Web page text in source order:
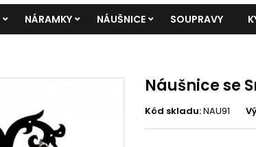
NÁRAMKY NÁUŠNICE SOUPRAVY
Náušnice se
Kód skladu:NAU91